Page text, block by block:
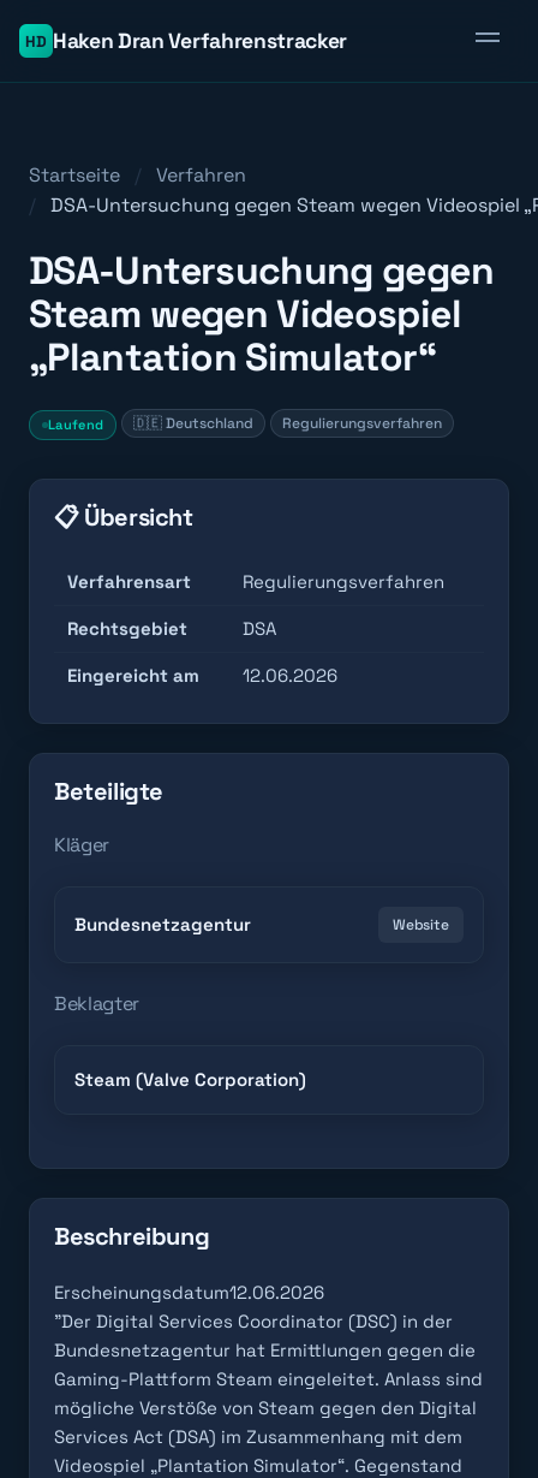
HD Haken Dran Verfahrenstracker
Startseite
Verfahren
DSA-Untersuchung gegen Steam wegen Videospiel
DSA-Untersuchung gegen
Steam wegen Videospiel
„Plantation Simulator“
Laufend 🇩🇪 Deutschland Regulierungsverfahren
📋 Übersicht
Verfahrensart Regulierungsverfahren
Rechtsgebiet DSA
Eingereicht am 12.06.2026
Beteiligte
Kläger
Bundesnetzagentur Website
Beklagter
Steam (Valve Corporation)
Beschreibung
Erscheinungsdatum12.06.2026
"Der Digital Services Coordinator (DSC) in der
Bundesnetzagentur hat Ermittlungen gegen die
Gaming-Plattform Steam eingeleitet. Anlass sind
mögliche Verstöße von Steam gegen den Digital
Services Act (DSA) im Zusammenhang mit dem
Videospiel „Plantation Simulator“. Gegenstand